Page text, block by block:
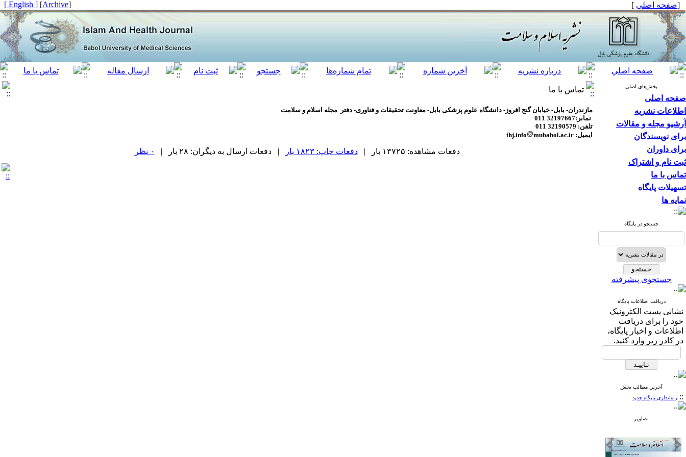
[صفحه اصلی ]
[
Archive
]
[ English ]
بخش‌های اصلی
صفحه اصلی
اطلاعات نشریه
آرشیو مجله و مقالات
برای نویسندگان
برای داوران
ثبت نام و اشتراک
تماس با ما
تسهیلات پایگاه
نمایه ها
جستجو در پایگاه
جستجوی پیشرفته
دریافت اطلاعات پایگاه
نشانی پست الکترونیک
خود را برای دریافت
اطلاعات و اخبار پایگاه،
در کادر زیر وارد کنید.
آخرین مطالب بخش
:: راه‌اندازی پایگاه جدید
تصاویر
تماس با ما
مازندران- بابل- خیابان گنج افروز- دانشگاه علوم پزشکی بابل- معاونت تحقیقات و فناوری- دفتر مجله اسلام و سلامت
نمابر:32197667 011
تلفن: 32190579 011
ایمیل: ihj.info mubabol.ac.ir
دفعات مشاهده: ۱۳۷۲۵ بار | دفعات چاپ: ۱۸۲۳ بار | دفعات ارسال به دیگران: ۲۸ بار | ۰ نظر